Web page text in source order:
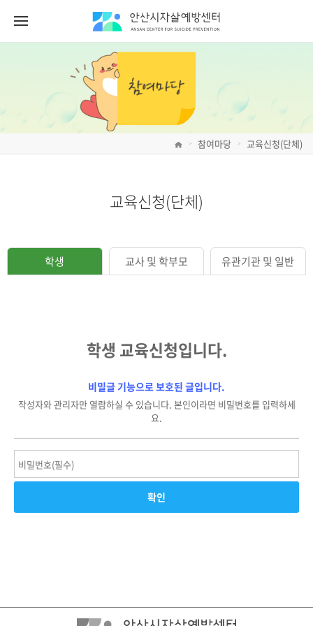
> 참여마당 > 교육신청(단체)
교육신청(단체)
학생 교사 및 학부모 유관기관 및 일반
학생 교육신청입니다.
비밀글 기능으로 보호된 글입니다.
작성자와 관리자만 열람하실 수 있습니다. 본인이라면 비밀번호를 입력하세
요.